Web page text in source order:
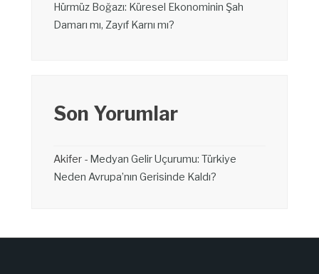
Hürmüz Boğazı: Küresel Ekonominin Şah
Damarı mı, Zayıf Karnı mı?
Son Yorumlar
Akifer - Medyan Gelir Uçurumu: Türkiye
Neden Avrupa’nın Gerisinde Kaldı?